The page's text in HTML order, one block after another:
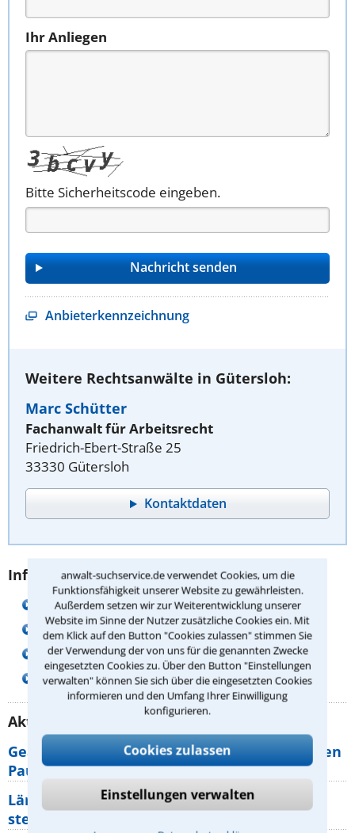
anwalt-suchservice.de verwendet Cookies, um die
Funktionsfähigkeit unserer Website zu gewährleisten.
Außerdem setzen wir zur Weiterentwicklung unserer
Website im Sinne der Nutzer zusätzliche Cookies ein. Mit
dem Klick auf den Button "Cookies zulassen" stimmen Sie
der Verwendung der von uns für die genannten Zwecke
eingesetzten Cookies zu. Über den Button "Einstellungen
verwalten" können Sie sich über die eingesetzten Cookies
informieren und den Umfang Ihrer Einwilligung
konfigurieren.
Cookies zulassen
Einstellungen verwalten
Ihr Anliegen
Bitte Sicherheitscode eingeben.
Anbieterkennzeichnung
Weitere Rechtsanwälte in Gütersloh:
Marc Schütter
Fachanwalt für Arbeitsrecht
Friedrich-Ebert-Straße 25
33330 Gütersloh
Kontaktdaten
Infos zu den Rechtsgebieten finden Sie hier:
Fachanwalt für Familienrecht
Fachanwalt für Medizinrecht
Anwalt Familienrecht
Anwalt Medizinrecht
Aktuelle Rechtstipps unserer Redaktion
Geänderte Abflugzeiten: Welche Rechte haben
Pauschalurlauber?
Lärm von den Nachbarn: Welche Rechte
stehen mir zu?